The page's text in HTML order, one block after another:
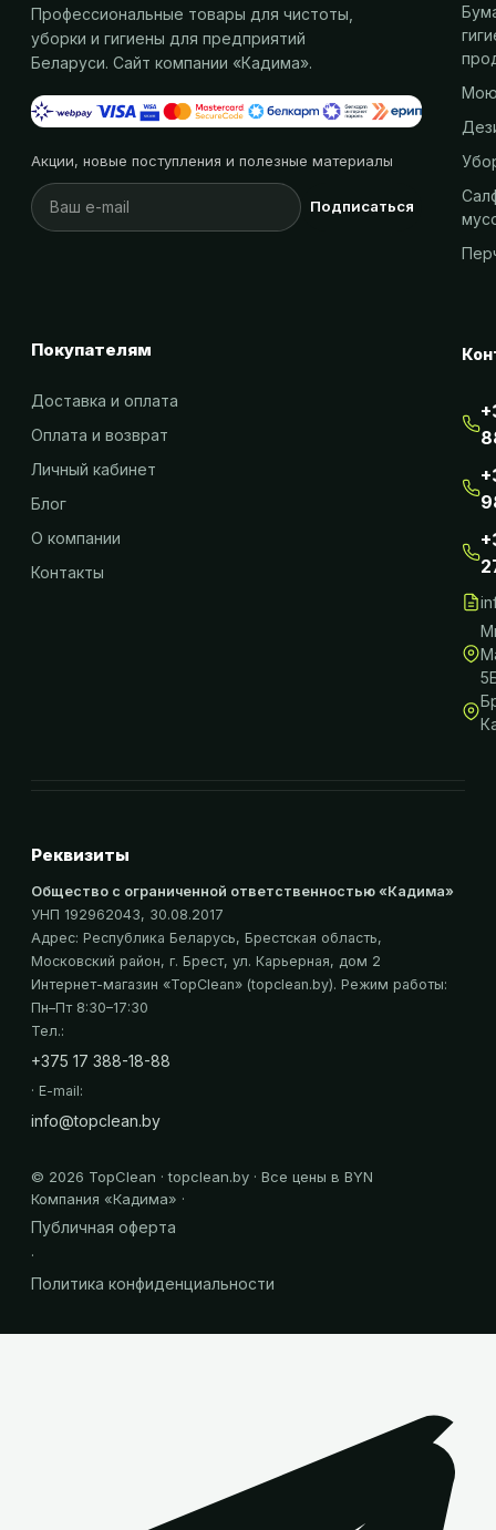
Профессиональные товары для чистоты,
уборки и гигиены для предприятий
Беларуси. Сайт компании «Кадима».
Акции, новые поступления и полезные материалы
Подписаться
Покупателям
Доставка и оплата
Оплата и возврат
Личный кабинет
Блог
О компании
Контакты
Реквизиты
Общество с ограниченной ответственностью «Кадима»
УНП 192962043, 30.08.2017
Адрес: Республика Беларусь, Брестская область,
Московский район, г. Брест, ул. Карьерная, дом 2
Интернет-магазин «TopClean» (topclean.by). Режим работы:
Пн–Пт 8:30–17:30
Тел.:
+375 17 388-18-88
· E-mail:
info@topclean.by
© 2026 TopClean · topclean.by · Все цены в BYN
Компания «Кадима» ·
Публичная оферта
·
Политика конфиденциальности